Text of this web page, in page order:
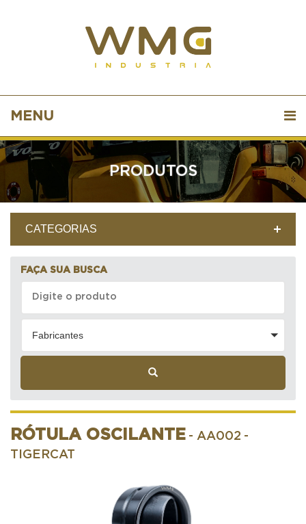
MENU
PRODUTOS
CATEGORIAS
FAÇA SUA BUSCA
Fabricantes
RÓTULA OSCILANTE - AA002 -
TIGERCAT